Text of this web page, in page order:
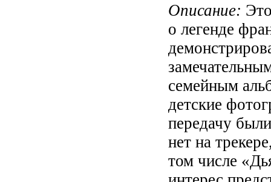
Описание:
о легенде
семейным
детские
передачу
нет на
том числе